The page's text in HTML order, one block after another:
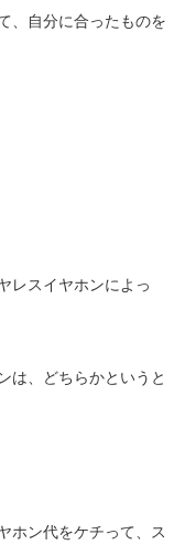
、自分に合ったものを
レスイヤホンによっ
は、どちらかというと
ホン代をケチって、ス